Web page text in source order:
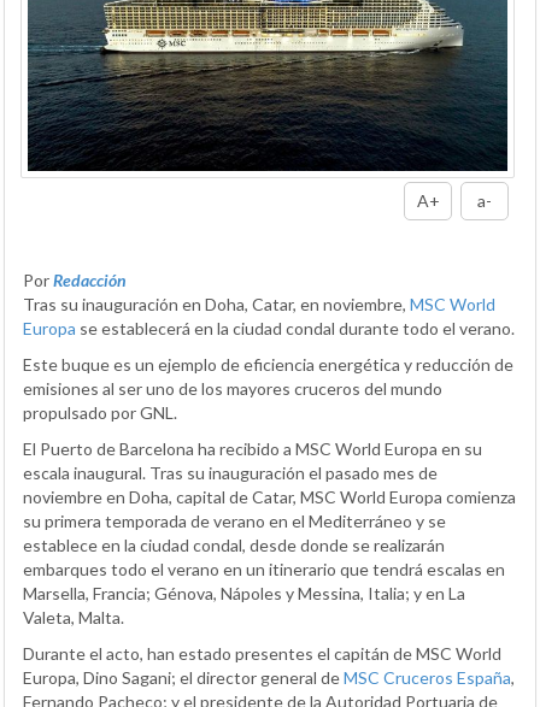
A+ a-
PorRedacción
Tras su inauguración en Doha, Catar, en noviembre, MSC World
Europa se establecerá en la ciudad condal durante todo el verano.
Este buque es un ejemplo de eficiencia energética y reducción de
emisiones al ser uno de los mayores cruceros del mundo
propulsado por GNL.
El Puerto de Barcelona ha recibido a MSC World Europa en su
escala inaugural. Tras su inauguración el pasado mes de
noviembre en Doha, capital de Catar, MSC World Europa comienza
su primera temporada de verano en el Mediterráneo y se
establece en la ciudad condal, desde donde se realizarán
embarques todo el verano en un itinerario que tendrá escalas en
Marsella, Francia; Génova, Nápoles y Messina, Italia; y en La
Valeta, Malta.
Durante el acto, han estado presentes el capitán de MSC World
Europa, Dino Sagani; el director general deMSC Cruceros España,
Fernando Pacheco; y el presidente de la Autoridad Portuaria de